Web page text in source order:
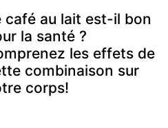
café au lait est-il bon
la santé ?
les effets de
combinaison sur
corps!